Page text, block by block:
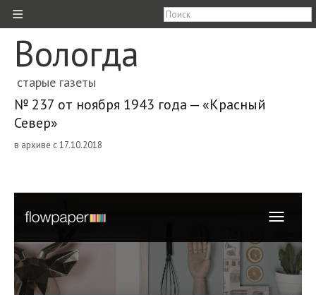
≡
Вологда
старые газеты
№ 237 от ноября 1943 года — «Красный
Север»
в архиве с 17.10.2018